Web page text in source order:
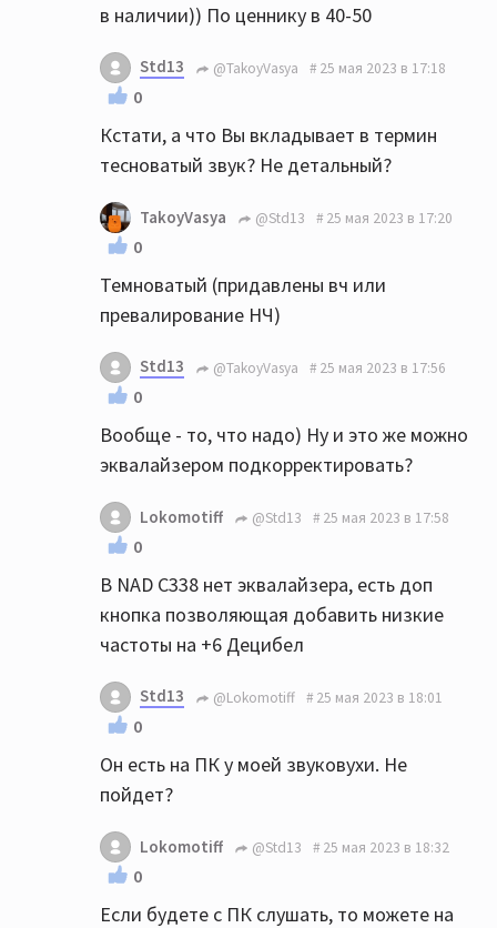
в наличии)) По ценнику в 40-50
Std13 @TakoyVasya 25 мая 2023 в 17:18
0
Кстати, а что Вы вкладывает в термин
тесноватый звук? Не детальный?
TakoyVasya @Std13 25 мая 2023 в 17:20
0
Темноватый (придавлены вч или
превалирование НЧ)
Std13 @TakoyVasya 25 мая 2023 в 17:56
0
Вообще - то, что надо) Ну и это же можно
эквалайзером подкорректировать?
Lokomotiff @Std13 25 мая 2023 в 17:58
0
В NAD C338 нет эквалайзера, есть доп
кнопка позволяющая добавить низкие
частоты на +6 Децибел
Std13 @Lokomotiff 25 мая 2023 в 18:01
0
Он есть на ПК у моей звуковухи. Не
пойдет?
Lokomotiff @Std13 25 мая 2023 в 18:32
0
Если будете с ПК слушать, то можете на